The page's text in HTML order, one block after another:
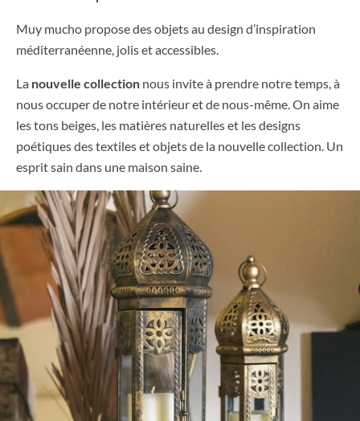
Muy mucho propose des objets au design d’inspiration
méditerranéenne, jolis et accessibles.
La nouvelle collection nous invite à prendre notre temps, à
nous occuper de notre intérieur et de nous-même. On aime
les tons beiges, les matières naturelles et les designs
poétiques des textiles et objets de la nouvelle collection. Un
esprit sain dans une maison saine.